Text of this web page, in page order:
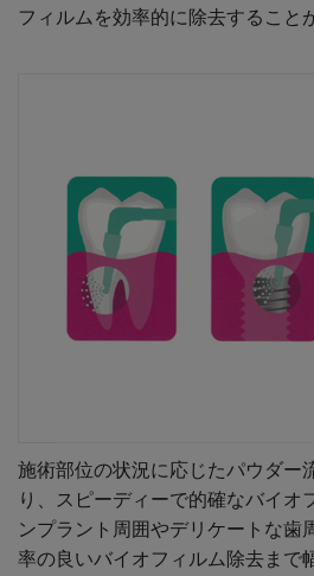
フィルムを効率的に除去すること
施術部位の状況に応じたパウダー
り、スピーディーで的確なバイオ
ンプラント周囲やデリケートな歯
率の良いバイオフィルム除去まで